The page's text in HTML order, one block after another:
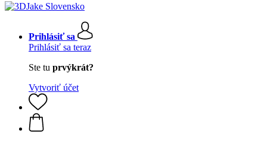
Prihlásiť sa
Prihlásiť sa teraz
Ste tu prvýkrát?
Vytvoriť účet